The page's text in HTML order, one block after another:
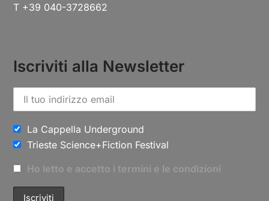
T +39 040-3728662
Iscriviti alla Newsletter
La Cappella Underground
Trieste Science+Fiction Festival
Ho letto e accetto i termini e le condizioni